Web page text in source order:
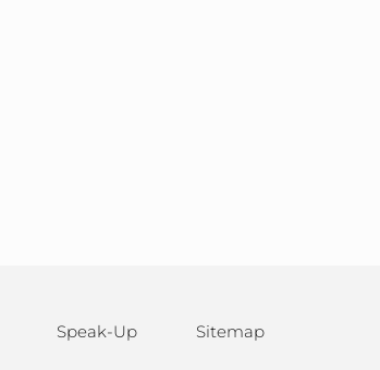
Speak-Up Sitemap